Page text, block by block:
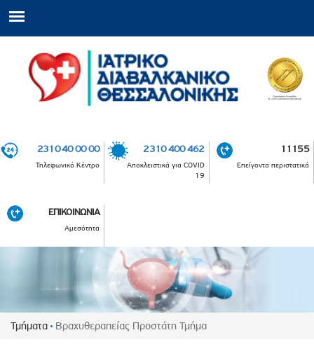
2310 40 00 00
Τηλεφωνικό Κέντρο
2310 400 462
Αποκλειστικά για COVID
19
11155
Επείγοντα περιστατικά
ΕΠΙΚΟΙΝΩΝΙΑ
Αμεσότητα
Τμήματα Βραχυθεραπείας Προστάτη Τμήμα